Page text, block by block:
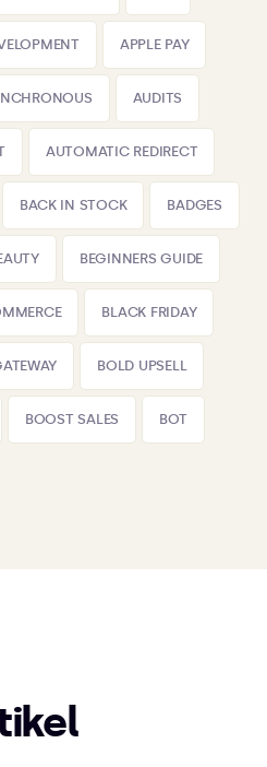
APPLE PAY
AUDITS
AUTOMATIC REDIRECT
BACK IN STOCK BADGES
BEGINNERS GUIDE
BLACK FRIDAY
BOLD UPSELL
BOOST SALES BOT